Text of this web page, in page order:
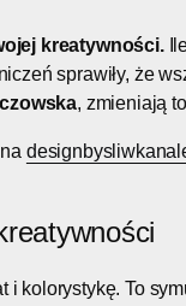
kreatywności.
sprawiły, że
, zmieniają
i kolorystykę. To